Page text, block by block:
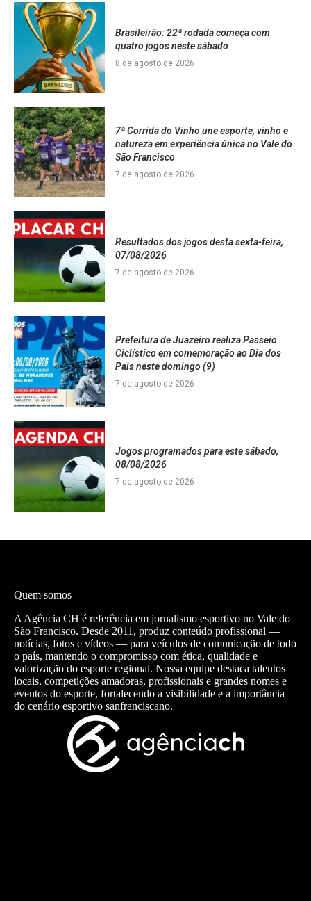
Brasileirão: 22ª rodada começa com
quatro jogos neste sábado
8 de agosto de 2026
7ª Corrida do Vinho une esporte, vinho e
natureza em experiência única no Vale do
São Francisco
7 de agosto de 2026
Resultados dos jogos desta sexta-feira,
07/08/2026
7 de agosto de 2026
Prefeitura de Juazeiro realiza Passeio
Ciclístico em comemoração ao Dia dos
Pais neste domingo (9)
7 de agosto de 2026
Jogos programados para este sábado,
08/08/2026
7 de agosto de 2026
Quem somos
A Agência CH é referência em jornalismo esportivo no Vale do
São Francisco. Desde 2011, produz conteúdo profissional —
notícias, fotos e vídeos — para veículos de comunicação de todo
o país, mantendo o compromisso com ética, qualidade e
valorização do esporte regional. Nossa equipe destaca talentos
locais, competições amadoras, profissionais e grandes nomes e
eventos do esporte, fortalecendo a visibilidade e a importância
do cenário esportivo sanfranciscano.